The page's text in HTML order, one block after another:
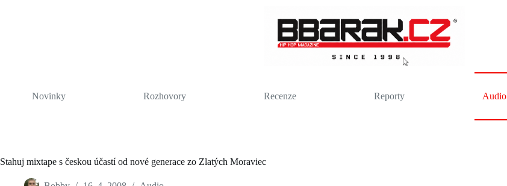
Novinky Rozhovory Recenze Reporty Audio
Stahuj mixtape s českou účastí od nové generace zo Zlatých Moraviec